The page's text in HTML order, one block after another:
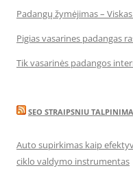
Padangų žymėjimas –
Pigias vasarines padangas
Tik vasarinės padangos
SEO STRAIPSNIU
Auto supirkimas kaip
ciklo valdymo instrumentas